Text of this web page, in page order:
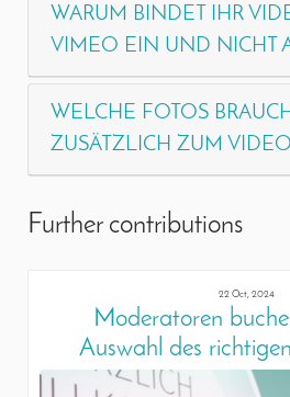
WARUM BINDET IHR
VIMEO EIN UND NICHT
WELCHE FOTOS
ZUSÄTZLICH ZUM
Further contributions
22 Oct, 2024
Moderatoren
Auswahl des